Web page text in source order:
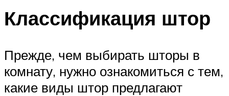
Классификация штор
Прежде, чем выбирать шторы в
комнату, нужно ознакомиться с тем,
какие виды штор предлагают